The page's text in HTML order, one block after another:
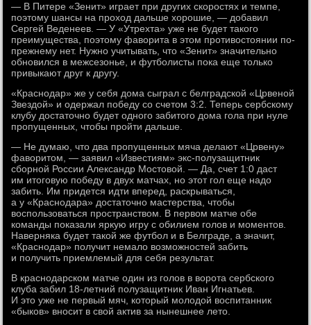
— В Питере «Зенит» играет при других скоростях и темпе,
поэтому шансы на проход дальше хорошие, — добавил
Сергей Веденеев. — У «Утрехта» уже не будет такого
преимущества, поэтому фаворита в этом противостоянии по-
прежнему нет. Нужно учитывать, что «Зенит» значительно
обновился в межсезонье, и футболисты пока еще только
привыкают друг к другу.
«Краснодар» же у себя дома сыграл с белградской «Црвеной
Звездой» и одержал победу со счетом 3:2. Теперь сербскому
клубу достаточно будет одного забитого дома гола при нуле
пропущенных, чтобы пройти дальше.
— Не думаю, что два пропущенных мяча делают «Црвену»
фаворитом, — заявил «Известиям» экс-полузащитник
сборной России Александр Мостовой. — Да, счет 1:0 даст
им итоговую победу в двух матчах, но этот гол еще надо
забить. Им придется идти вперед, раскрываться,
а у «Краснодара» достаточно мастерства, чтобы
воспользоваться пространством. В первом матче обе
команды показали яркую игру с обилием голов и моментов.
Наверняка будет такой же футбол и в Белграде, а значит,
«Краснодар» получит немало возможностей забить
и получить приемлемый для себя результат.
В краснодарском матче один из голов в ворота сербского
клуба забил 18-летний полузащитник Иван Игнатьев.
И это уже не первый мяч, который молодой воспитанник
«быков» вносит в свой актив за нынешнее лето.